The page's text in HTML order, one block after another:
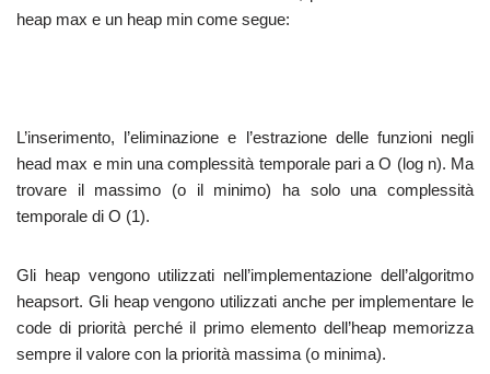
heap max e un heap min come segue:
L’inserimento, l’eliminazione e l’estrazione delle funzioni negli
head max e min una complessità temporale pari a O (log n). Ma
trovare il massimo (o il minimo) ha solo una complessità
temporale di O (1).
Gli heap vengono utilizzati nell’implementazione dell’algoritmo
heapsort. Gli heap vengono utilizzati anche per implementare le
code di priorità perché il primo elemento dell’heap memorizza
sempre il valore con la priorità massima (o minima).